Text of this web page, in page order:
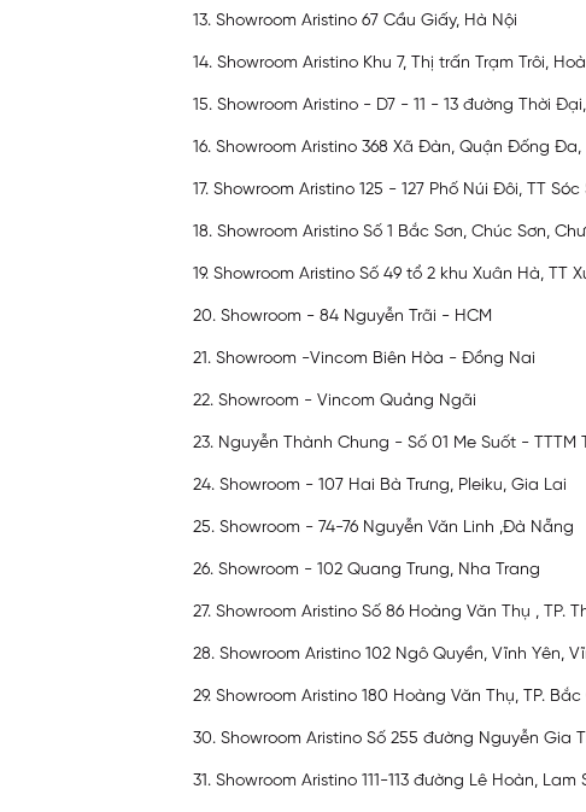
13. Showroom Aristino 67 Cầu Giấy, Hà Nội
14. Showroom Aristino Khu 7, Thị trấn Trạm Trôi,
15. Showroom Aristino - D7 - 11 - 13 đường Thời
16. Showroom Aristino 368 Xã Đàn, Quận Đống Đa,
17. Showroom Aristino 125 - 127 Phố Núi Đôi, TT
18. Showroom Aristino Số 1 Bắc Sơn, Chúc Sơn,
19. Showroom Aristino Số 49 tổ 2 khu Xuân Hà, TT
20. Showroom - 84 Nguyễn Trãi - HCM
21. Showroom -Vincom Biên Hòa - Đồng Nai
22. Showroom - Vincom Quảng Ngãi
23. Nguyễn Thành Chung - Số 01 Me Suốt -
24. Showroom - 107 Hai Bà Trưng, Pleiku, Gia Lai
25. Showroom - 74-76 Nguyễn Văn Linh ,Đà Nẵng
26. Showroom - 102 Quang Trung, Nha Trang
27. Showroom Aristino Số 86 Hoàng Văn Thụ , TP.
28. Showroom Aristino 102 Ngô Quyền, Vĩnh Yên,
29. Showroom Aristino 180 Hoàng Văn Thụ, TP.
30. Showroom Aristino Số 255 đường Nguyễn Gia
31. Showroom Aristino 111-113 đường Lê Hoàn, Lam